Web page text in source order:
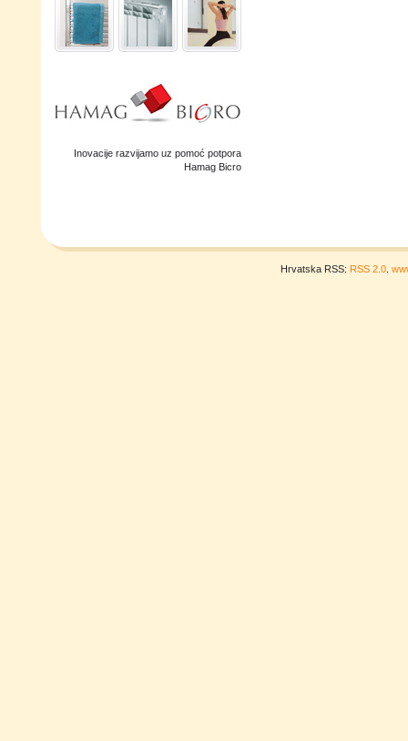
Inovacije razvijamo uz pomoć potpora
Hamag Bicro
Hrvatska RSS: RSS 2.0.